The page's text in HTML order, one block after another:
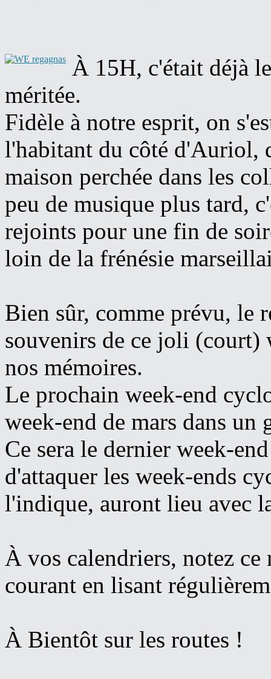
À 15H, c'était déjà
méritée.
Fidèle à notre esprit, on
l'habitant du côté d'Auriol,
maison perchée dans les
peu de musique plus tard,
rejoints pour une fin de
loin de la frénésie
Bien sûr, comme prévu, le
souvenirs de ce joli (court)
nos mémoires.
Le prochain week-end
week-end de mars dans un
Ce sera le dernier week-
d'attaquer les week-ends
l'indique, auront lieu avec
À vos calendriers, notez ce
courant en lisant
À Bientôt sur les routes !